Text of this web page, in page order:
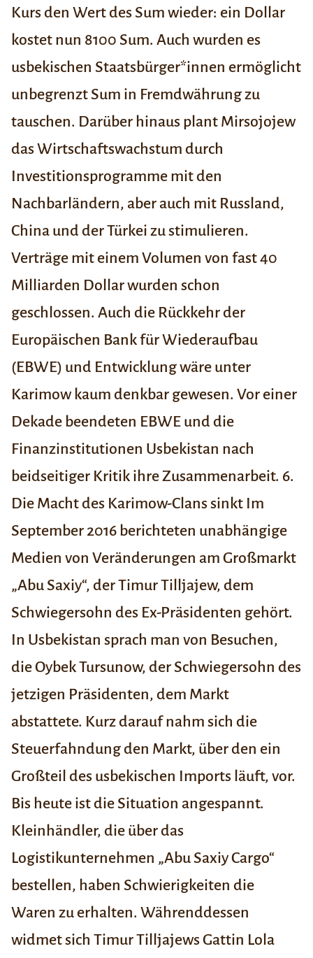
Kurs den Wert des Sum wieder: ein Dollar
kostet nun 8100 Sum. Auch wurden es
usbekischen Staatsbürger*innen ermöglicht
unbegrenzt Sum in Fremdwährung zu
tauschen. Darüber hinaus plant Mirsojojew
das Wirtschaftswachstum durch
Investitionsprogramme mit den
Nachbarländern, aber auch mit Russland,
China und der Türkei zu stimulieren.
Verträge mit einem Volumen von fast 40
Milliarden Dollar wurden schon
geschlossen. Auch die Rückkehr der
Europäischen Bank für Wiederaufbau
(EBWE) und Entwicklung wäre unter
Karimow kaum denkbar gewesen. Vor einer
Dekade beendeten EBWE und die
Finanzinstitutionen Usbekistan nach
beidseitiger Kritik ihre Zusammenarbeit. 6.
Die Macht des Karimow-Clans sinkt Im
September 2016 berichteten unabhängige
Medien von Veränderungen am Großmarkt
„Abu Saxiy“, der Timur Tilljajew, dem
Schwiegersohn des Ex-Präsidenten gehört.
In Usbekistan sprach man von Besuchen,
die Oybek Tursunow, der Schwiegersohn des
jetzigen Präsidenten, dem Markt
abstattete. Kurz darauf nahm sich die
Steuerfahndung den Markt, über den ein
Großteil des usbekischen Imports läuft, vor.
Bis heute ist die Situation angespannt.
Kleinhändler, die über das
Logistikunternehmen „Abu Saxiy Cargo“
bestellen, haben Schwierigkeiten die
Waren zu erhalten. Währenddessen
widmet sich Timur Tilljajews Gattin Lola